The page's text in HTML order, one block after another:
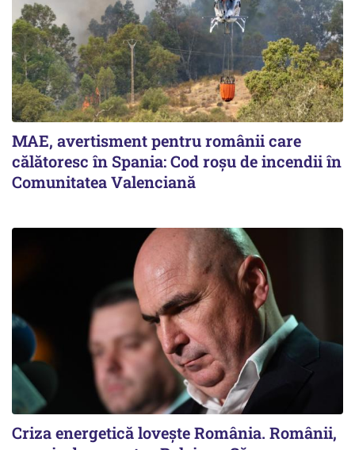
MAE, avertisment pentru românii care
călătoresc în Spania: Cod roșu de incendii în
Comunitatea Valenciană
Criza energetică lovește România. Românii,